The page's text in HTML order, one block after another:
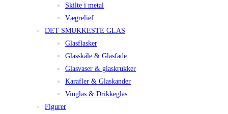
Skilte i metal
Vægrelief
DET SMUKKESTE GLAS
Glasflasker
Glasskåle & Glasfade
Glasvaser & glaskrukker
Karafler & Glaskander
Vinglas & Drikkeglas
Figurer